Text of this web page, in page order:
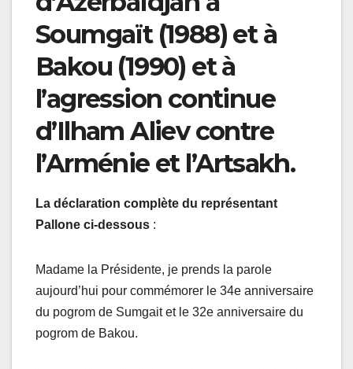
Soumgaït (1988) et à
Bakou (1990) et à
l’agression continue
d’Ilham Aliev contre
l’Arménie et l’Artsakh.
La déclaration complète du représentant
Pallone ci-dessous :
Madame la Présidente, je prends la parole
aujourd’hui pour commémorer le 34e anniversaire
du pogrom de Sumgait et le 32e anniversaire du
pogrom de Bakou.